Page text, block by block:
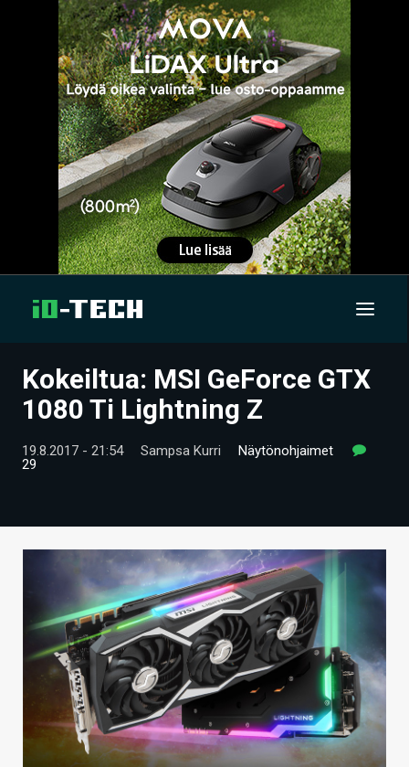
UUTISET
VIDEOT
TIETOA
KAUPPA
VAIHDA TEEMA
Kokeiltua: MSI GeForce GTX
1080 Ti Lightning Z
19.8.2017 - 21:54 Sampsa Kurri
Näytönohjaimet
29